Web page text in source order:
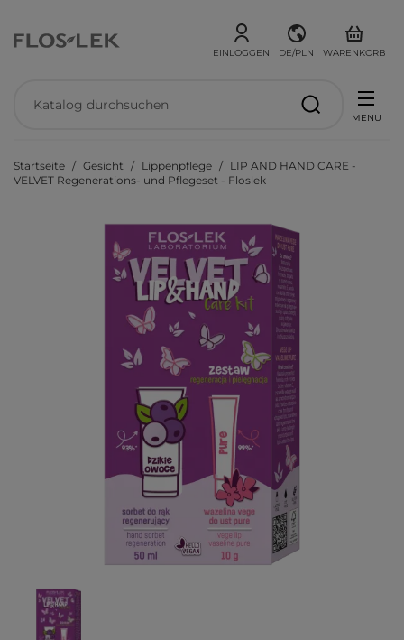
EINLOGGEN DE/PLN WARENKORB
MENU
Startseite Gesicht Lippenpflege
LIP AND HAND CARE -
VELVET Regenerations- und Pflegeset - Floslek